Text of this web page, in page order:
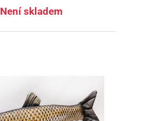
Není skladem